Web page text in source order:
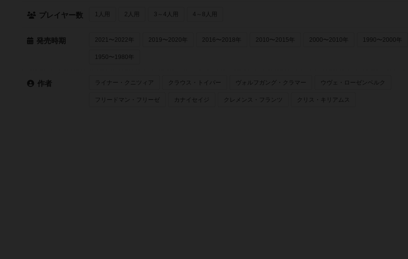
プレイヤー数 1人用 2人用 3～4人用 4～8人用
発売時期 2021〜2022年 2019〜2020年 2016〜2018年 2010〜2015年 2000〜2010年 1990〜2000年
1950〜1980年
作者 ライナー・クニツィア クラウス・トイバー ヴォルフガング・クラマー ウヴェ・ローゼンベルク
フリードマン・フリーゼ カナイセイジ クレメンス・フランツ クリス・キリアムス